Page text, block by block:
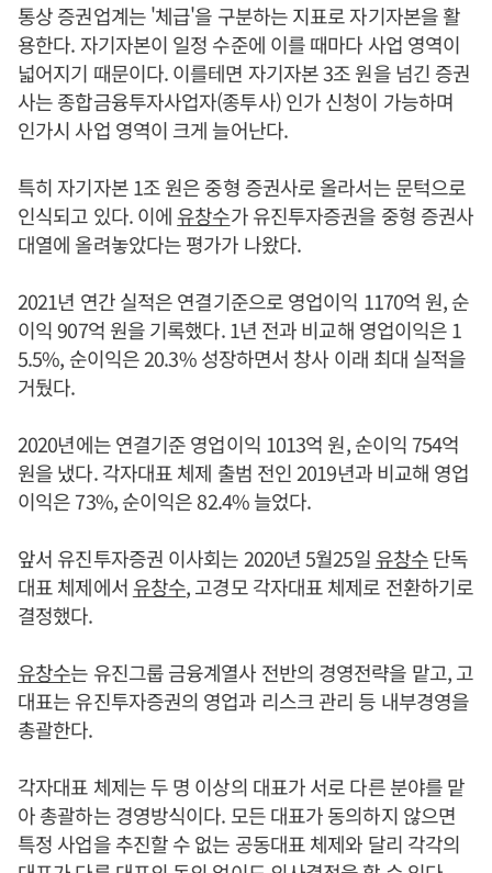
통상 증권업계는 '체급'을 구분하는 지표로 자기자본을 활
용한다. 자기자본이 일정 수준에 이를 때마다 사업 영역이
넓어지기 때문이다. 이를테면 자기자본 3조 원을 넘긴 증권
사는 종합금융투자사업자(종투사) 인가 신청이 가능하며
인가시 사업 영역이 크게 늘어난다.
특히 자기자본 1조 원은 중형 증권사로 올라서는 문턱으로
인식되고 있다. 이에 유창수가 유진투자증권을 중형 증권사
대열에 올려놓았다는 평가가 나왔다.
2021년 연간 실적은 연결기준으로 영업이익 1170억 원, 순
이익 907억 원을 기록했다. 1년 전과 비교해 영업이익은 1
5.5%, 순이익은 20.3% 성장하면서 창사 이래 최대 실적을
거뒀다.
2020년에는 연결기준 영업이익 1013억 원, 순이익 754억
원을 냈다. 각자대표 체제 출범 전인 2019년과 비교해 영업
이익은 73%, 순이익은 82.4% 늘었다.
앞서 유진투자증권 이사회는 2020년 5월25일 유창수단독
대표 체제에서 유창수, 고경모 각자대표 체제로 전환하기로
결정했다.
유창수는 유진그룹 금융계열사 전반의 경영전략을 맡고, 고
대표는 유진투자증권의 영업과 리스크 관리 등 내부경영을
총괄한다.
각자대표 체제는 두 명 이상의 대표가 서로 다른 분야를 맡
아 총괄하는 경영방식이다. 모든 대표가 동의하지 않으면
특정 사업을 추진할 수 없는 공동대표 체제와 달리 각각의